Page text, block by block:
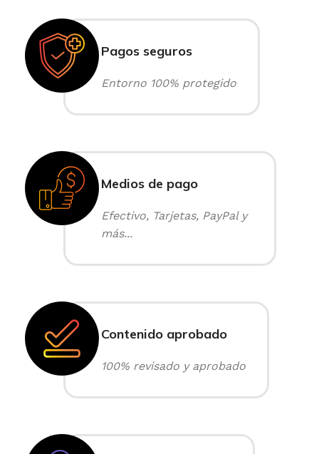
Pagos seguros
Entorno 100% protegido
Medios de pago
Efectivo, Tarjetas, PayPal y
más...
Contenido aprobado
100% revisado y aprobado